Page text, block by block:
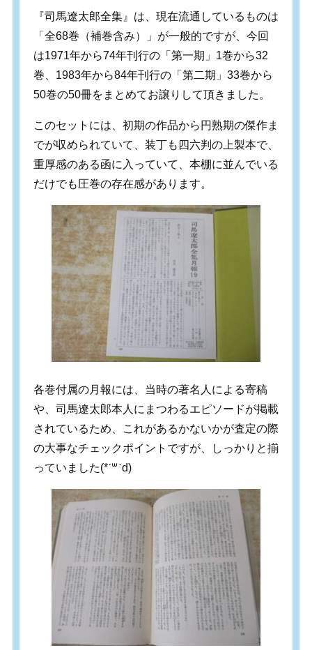
『司馬遼太郎全集』は、現在流通しているものは
「全68巻（補巻含み）」が一般的ですが、今回
は1971年から74年刊行の「第一期」1巻から32
巻、1983年から84年刊行の「第二期」33巻から
50巻の50冊をまとめてお譲りして頂きました。
このセットには、初期の作品から円熟期の傑作ま
でが収められていて、装丁も四六判の上製本で、
重厚感のある函に入っていて、本棚に並んでいる
だけでも圧巻の存在感があります。
各巻付属の月報には、当時の著名人による寄稿
や、司馬遼太郎本人にまつわるエピソードが掲載
されているため、これがあるかないかが査定の際
の大事なチェックポイントですが、しっかりと揃
っていました(*ˊ꒳ˋd)